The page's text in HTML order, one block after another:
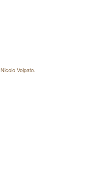
Nicolo Volpato.